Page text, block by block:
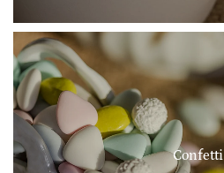
Confetti